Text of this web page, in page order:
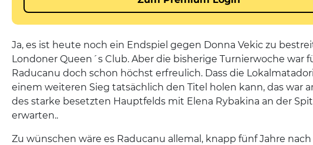
Ja, es ist heute noch ein Endspiel gegen Donna Vekic zu
Londoner Queen´s Club. Aber die bisherige Turnierwoche war
Raducanu doch schon höchst erfreulich. Dass die
einem weiteren Sieg tatsächlich den Titel holen kann, das war
des starke besetzten Hauptfelds mit Elena Rybakina an der
erwarten..
Zu wünschen wäre es Raducanu allemal, knapp fünf Jahre